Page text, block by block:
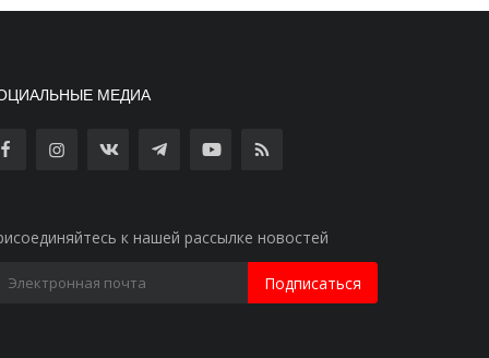
МЕДИА
к нашей рассылке новостей
Подписаться